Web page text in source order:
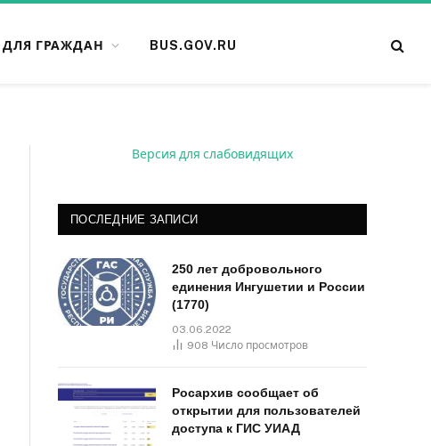
ДЛЯ ГРАЖДАН BUS.GOV.RU
Версия для слабовидящих
ПОСЛЕДНИЕ ЗАПИСИ
250 лет добровольного
единения Ингушетии и России
(1770)
03.06.2022
908 Число просмотров
Росархив сообщает об
открытии для пользователей
доступа к ГИС УИАД